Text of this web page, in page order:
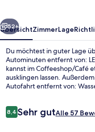
Weiter
52+
ÜbersichtZimmerLage
Du möchtest in guter Lage
Autominuten entfernt von:
kannst im Coffeeshop/Café
ausklingen lassen.
Autofahrt entfernt von:
Bewertungen
8,48,4 von 10.
Sehr gutAlle 57